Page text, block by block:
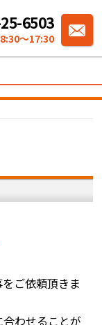
6503
8:30〜17:30
ご依頼頂きま
わせることが